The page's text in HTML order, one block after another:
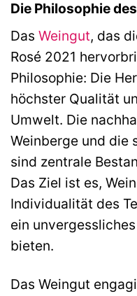
Die Philosophie
Das Weingut, das
Rosé 2021
Philosophie: Die
höchster Qualität
Umwelt. Die
Weinberge und die
sind zentrale
Das Ziel ist es,
Individualität des
ein
bieten.
Das Weingut